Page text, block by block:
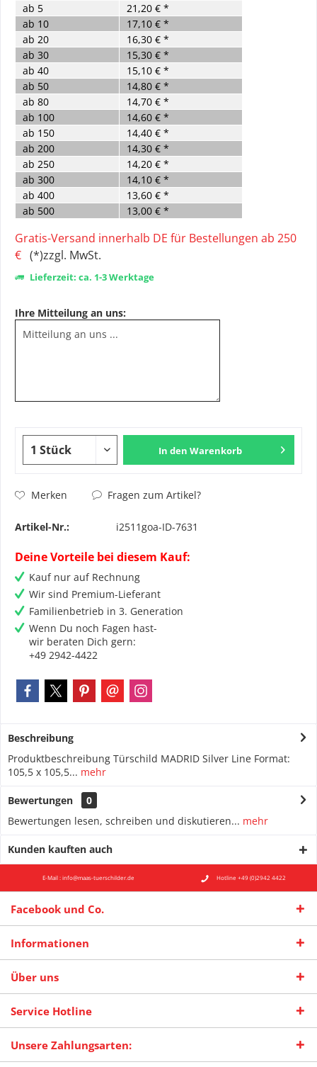
ab 5
21,20 € *
ab 10
17,10 € *
ab 20
16,30 € *
ab 30
15,30 € *
ab 40
15,10 € *
ab 50
14,80 € *
ab 80
14,70 € *
ab 100
14,60 € *
ab 150
14,40 € *
ab 200
14,30 € *
ab 250
14,20 € *
ab 300
14,10 € *
ab 400
13,60 € *
ab 500 13,00 € *
Gratis-Versand innerhalb DE für Bestellungen ab 250
€ (*)zzgl. MwSt.
Lieferzeit: ca. 1-3 Werktage
Ihre Mitteilung an uns:
In den Warenkorb
Merken Fragen zum Artikel?
Artikel-Nr.: i2511goa-ID-7631
Deine Vorteile bei diesem Kauf:
Kauf nur auf Rechnung
Wir sind Premium-Lieferant
Familienbetrieb in 3. Generation
Wenn Du noch Fagen hast-
wir beraten Dich gern:
+49 2942-4422
Beschreibung
Produktbeschreibung Türschild MADRID Silver Line Format:
105,5 x 105,5... mehr
Bewertungen
0
Bewertungen lesen, schreiben und diskutieren... mehr
Kunden kauften auch
E-Mail : info@maas-tuerschilder.de Hotline +49 (0)2942 4422
Facebook und Co.
Informationen
Über uns
Service Hotline
Unsere Zahlungsarten: